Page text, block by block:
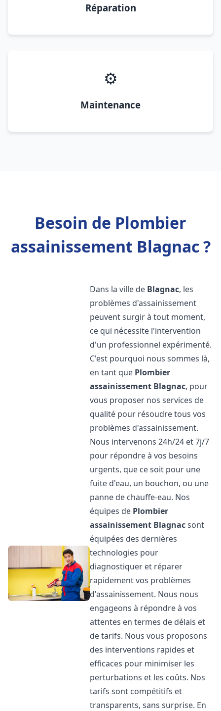
Réparation
⚙️
Maintenance
Besoin de Plombier
assainissement Blagnac ?
Dans la ville de Blagnac, les
problèmes d'assainissement
peuvent surgir à tout moment,
ce qui nécessite l'intervention
d'un professionnel expérimenté.
C'est pourquoi nous sommes là,
en tant que Plombier
assainissement Blagnac, pour
vous proposer nos services de
qualité pour résoudre tous vos
problèmes d'assainissement.
Nous intervenons 24h/24 et 7j/7
pour répondre à vos besoins
urgents, que ce soit pour une
fuite d'eau, un bouchon, ou une
panne de chauffe-eau. Nos
équipes de Plombier
assainissement Blagnacsont
équipées des dernières
technologies pour
diagnostiquer et réparer
rapidement vos problèmes
d'assainissement. Nous nous
engageons à répondre à vos
attentes en termes de délais et
de tarifs. Nous vous proposons
des interventions rapides et
efficaces pour minimiser les
perturbations et les coûts. Nos
tarifs sont compétitifs et
transparents, sans surprise. En